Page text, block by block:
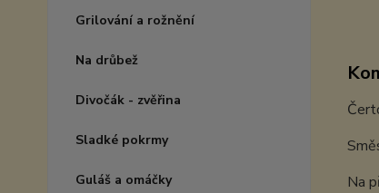
Grilování a rožnění
Na drůbež
Divočák - zvěřina
Sladké pokrmy
Guláš a omáčky
Na